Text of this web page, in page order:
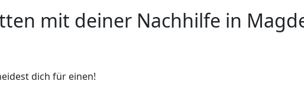
mit deiner Nachhilfe in
dich für einen!